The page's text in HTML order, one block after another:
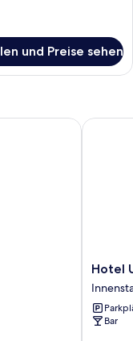
und Preise sehen
Hotel
Unique
Hotel
Bar
Hotel